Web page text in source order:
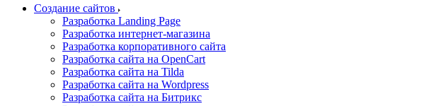
Создание сайтов
Разработка Landing Page
Разработка интернет-магазина
Разработка корпоративного сайта
Разработка сайта на OpenCart
Разработка сайта на Tilda
Разработка сайта на Wordpress
Разработка сайта на Битрикс